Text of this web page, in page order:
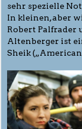
sehr spezielle
In kleinen, aber
Robert Palfrader
Altenberger ist
Sheik